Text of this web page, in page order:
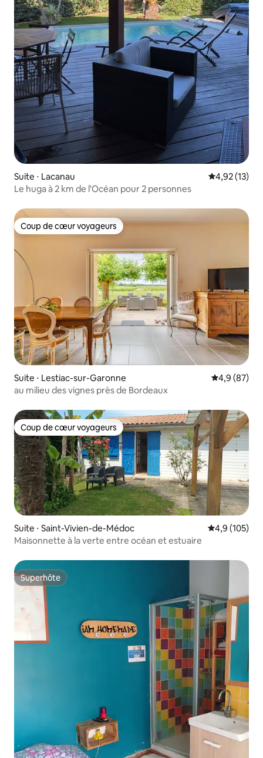
Suite ⋅ Lacanau Évaluation
4,92 (13)
Le huga à 2 km de l'Océan pour 2 personnes
Coup de cœur voyageurs
Coup de cœur voyageurs
Suite ⋅ Lestiac-sur-Garonne Évaluation
4,9 (87)
au milieu des vignes près de Bordeaux
Coup de cœur voyageurs
Coup de cœur voyageurs
Suite ⋅ Saint-Vivien-de-Médoc Évaluation
4,9 (105)
Maisonnette à la verte entre océan et estuaire
Superhôte
Superhôte